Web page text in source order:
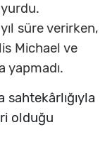
süre verirken,
Michael ve
yapmadı.
sahtekârlığıyla
olduğu